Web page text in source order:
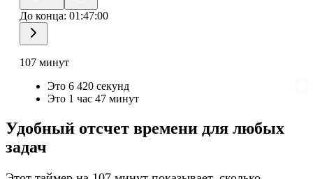
До конца: 01:47:00
107 минут
Это 6 420 секунд
Это 1 час 47 минут
Удобный отсчет времени для любых
задач